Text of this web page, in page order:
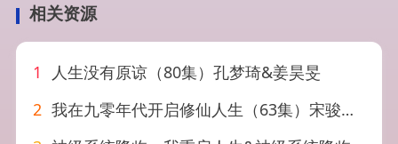
相关资源
1
人生没有原谅（80集）孔梦琦&姜昊旻
2 我在九零年代开启修仙人生（63集）宋骏&吕怡萱